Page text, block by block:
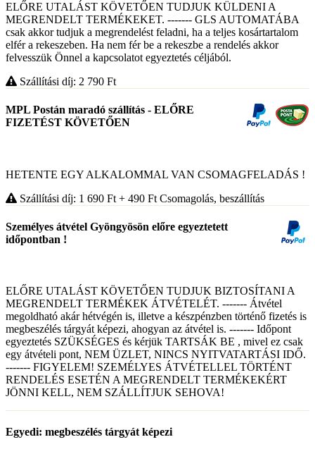
ELŐRE UTALÁST KÖVETŐEN TUDJUK KÜLDENI A
MEGRENDELT TERMÉKEKET. ------- GLS AUTOMATÁBA
csak akkor tudjuk a megrendelést feladni, ha a teljes kosártartalom
elfér a rekeszeben. Ha nem fér be a rekeszbe a rendelés akkor
felvesszük Önnel a kapcsolatot egyeztetés céljából.
Szállítási díj: 2 790 Ft
MPL Postán maradó szállítás - ELŐRE
FIZETÉST KÖVETŐEN
HETENTE EGY ALKALOMMAL VAN CSOMAGFELADÁS !
Szállítási díj: 1 690 Ft + 490 Ft Csomagolás, beszállítás
Személyes átvétel Gyöngyösön előre egyeztetett
időpontban !
ELŐRE UTALÁST KÖVETŐEN TUDJUK BIZTOSÍTANI A
MEGRENDELT TERMÉKEK ÁTVÉTELÉT. ------- Átvétel
megoldható akár hétvégén is, illetve a készpénzben történő fizetés is
megbeszélés tárgyát képezi, ahogyan az átvétel is. ------- Időpont
egyeztetés SZÜKSÉGES és kérjük TARTSÁK BE , mivel ez csak
egy átvételi pont, NEM ÜZLET, NINCS NYITVATARTÁSI IDŐ.
------- FIGYELEM! SZEMÉLYES ÁTVÉTELLEL TÖRTÉNT
RENDELÉS ESETÉN A MEGRENDELT TERMÉKEKÉRT
JÖNNI KELL, NEM SZÁLLÍTJUK SEHOVA!
Egyedi: megbeszélés tárgyát képezi